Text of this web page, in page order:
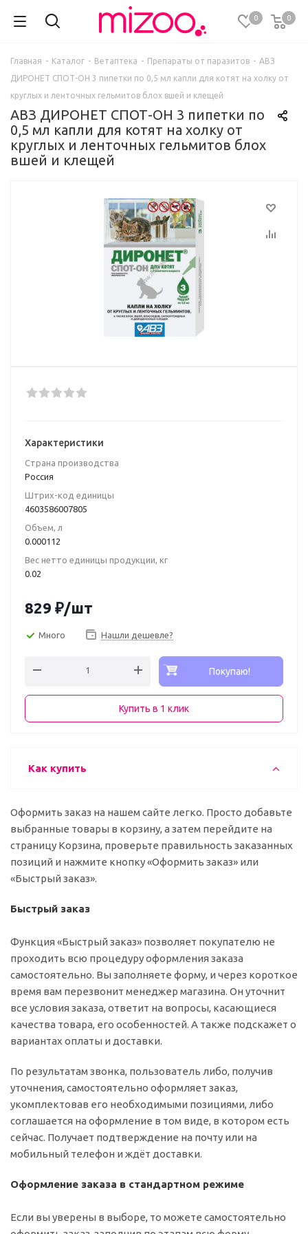
0 0
Главная - Каталог - Ветаптека - Препараты от паразитов - АВЗ
ДИРОНЕТ СПОТ-ОН 3 пипетки по 0,5 мл капли для котят на холку от
круглых и ленточных гельмитов блох вшей и клещей
АВЗ ДИРОНЕТ СПОТ-ОН 3 пипетки по
0,5 мл капли для котят на холку от
круглых и ленточных гельмитов блох
вшей и клещей
Характеристики
Страна производства
Poccия
Штрих-код единицы
4603586007805
Объем, л
0.000112
Вес нетто единицы продукции, кг
0.02
829 ₽/шт
Много Нашли дешевле?
Покупаю!
Купить в 1 клик
Как купить
Оформить заказ на нашем сайте легко. Просто добавьте
выбранные товары в корзину, а затем перейдите на
страницу Корзина, проверьте правильность заказанных
позиций и нажмите кнопку «Оформить заказ» или
«Быстрый заказ».
Быстрый заказ
Функция «Быстрый заказ» позволяет покупателю не
проходить всю процедуру оформления заказа
самостоятельно. Вы заполняете форму, и через короткое
время вам перезвонит менеджер магазина. Он уточнит
все условия заказа, ответит на вопросы, касающиеся
качества товара, его особенностей. А также подскажет о
вариантах оплаты и доставки.
По результатам звонка, пользователь либо, получив
уточнения, самостоятельно оформляет заказ,
укомплектовав его необходимыми позициями, либо
соглашается на оформление в том виде, в котором есть
сейчас. Получает подтверждение на почту или на
мобильный телефон и ждёт доставки.
Оформление заказа в стандартном режиме
Если вы уверены в выборе, то можете самостоятельно